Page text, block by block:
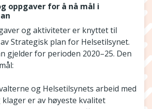
oppgaver for å nå mål i
og aktiviteter er knyttet til
Strategisk plan for Helsetilsynet.
gjelder for perioden 2020–25. Den
og Helsetilsynets arbeid med
er av høyeste kvalitet